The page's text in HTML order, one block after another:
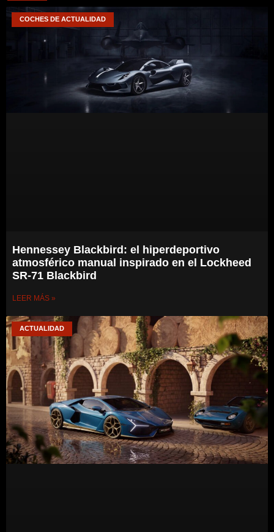
COCHES DE ACTUALIDAD
Hennessey Blackbird: el hiperdeportivo
atmosférico manual inspirado en el Lockheed
SR-71 Blackbird
LEER MÁS »
ACTUALIDAD